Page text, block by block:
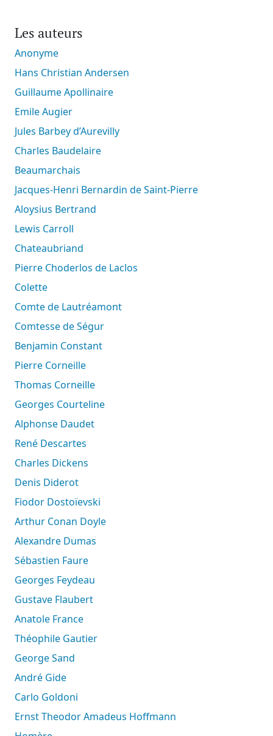
Les auteurs
Anonyme
Hans Christian Andersen
Guillaume Apollinaire
Emile Augier
Jules Barbey d’Aurevilly
Charles Baudelaire
Beaumarchais
Jacques-Henri Bernardin de Saint-Pierre
Aloysius Bertrand
Lewis Carroll
Chateaubriand
Pierre Choderlos de Laclos
Colette
Comte de Lautréamont
Comtesse de Ségur
Benjamin Constant
Pierre Corneille
Thomas Corneille
Georges Courteline
Alphonse Daudet
René Descartes
Charles Dickens
Denis Diderot
Fiodor Dostoïevski
Arthur Conan Doyle
Alexandre Dumas
Sébastien Faure
Georges Feydeau
Gustave Flaubert
Anatole France
Théophile Gautier
George Sand
André Gide
Carlo Goldoni
Ernst Theodor Amadeus Hoffmann